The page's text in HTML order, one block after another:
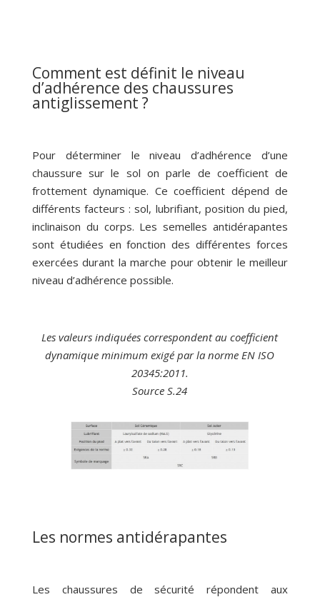
Comment est définit le niveau
d’adhérence des chaussures
antiglissement ?
Pour déterminer le niveau d’adhérence d’une
chaussure sur le sol on parle de coefficient de
frottement dynamique. Ce coefficient dépend de
différents facteurs : sol, lubrifiant, position du pied,
inclinaison du corps. Les semelles antidérapantes
sont étudiées en fonction des différentes forces
exercées durant la marche pour obtenir le meilleur
niveau d’adhérence possible.
Les valeurs indiquées correspondent au coefficient
dynamique minimum exigé par la norme EN ISO
20345:2011.
Source S.24
Les normes antidérapantes
Les chaussures de sécurité répondent aux